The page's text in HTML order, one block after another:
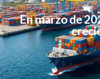
En marzo de